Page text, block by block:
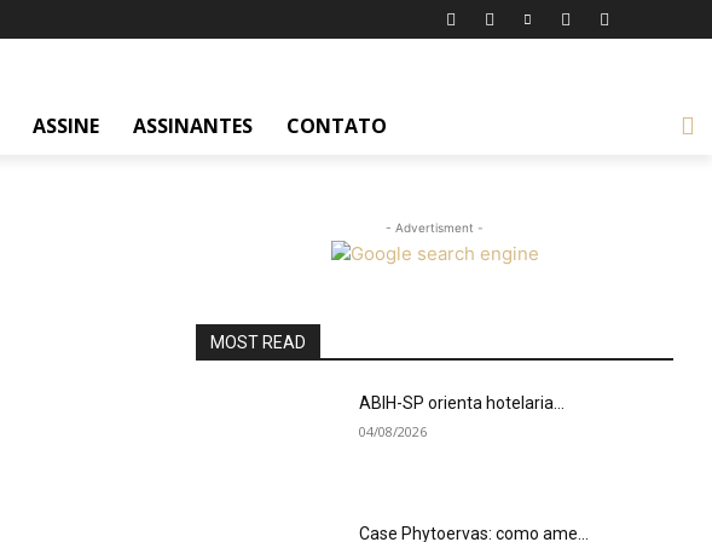
ASSINE ASSINANTES CONTATO
- Advertisment -
MOST READ
ABIH-SP orienta hotelaria...
04/08/2026
Case Phytoervas: como ame...